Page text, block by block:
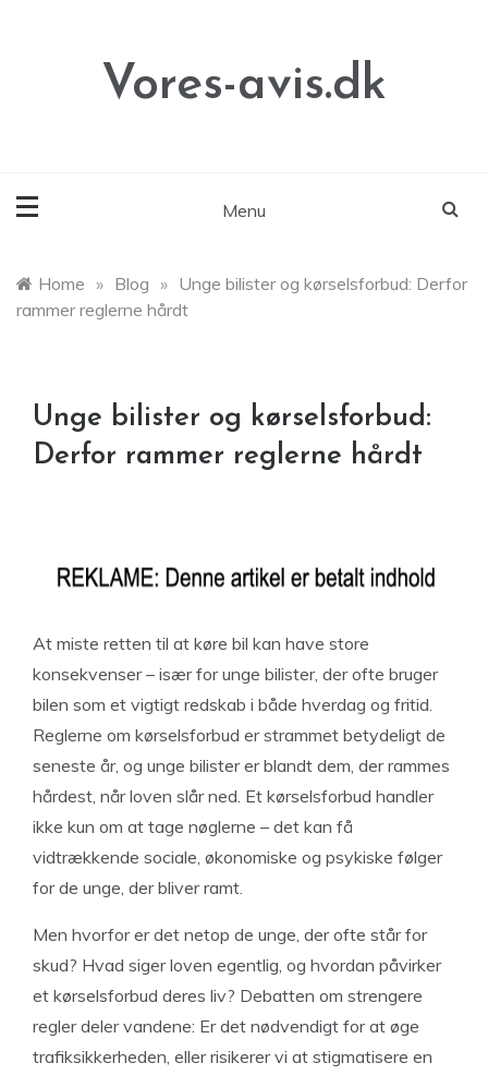
Vores-avis.dk
Menu
Home » Blog » Unge bilister og kørselsforbud: Derfor
rammer reglerne hårdt
Unge bilister og kørselsforbud:
Derfor rammer reglerne hårdt
At miste retten til at køre bil kan have store
konsekvenser – især for unge bilister, der ofte bruger
bilen som et vigtigt redskab i både hverdag og fritid.
Reglerne om kørselsforbud er strammet betydeligt de
seneste år, og unge bilister er blandt dem, der rammes
hårdest, når loven slår ned. Et kørselsforbud handler
ikke kun om at tage nøglerne – det kan få
vidtrækkende sociale, økonomiske og psykiske følger
for de unge, der bliver ramt.
Men hvorfor er det netop de unge, der ofte står for
skud? Hvad siger loven egentlig, og hvordan påvirker
et kørselsforbud deres liv? Debatten om strengere
regler deler vandene: Er det nødvendigt for at øge
trafiksikkerheden, eller risikerer vi at stigmatisere en